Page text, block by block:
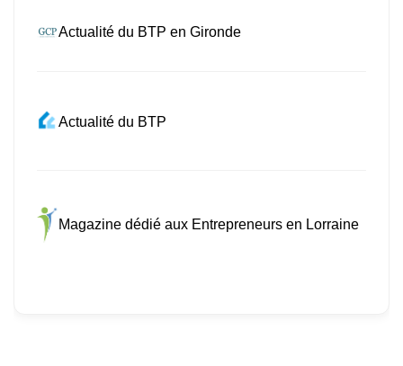
Actualité du BTP en Gironde
Actualité du BTP
Magazine dédié aux Entrepreneurs en Lorraine